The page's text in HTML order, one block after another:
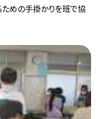
めの手掛かりを班で協